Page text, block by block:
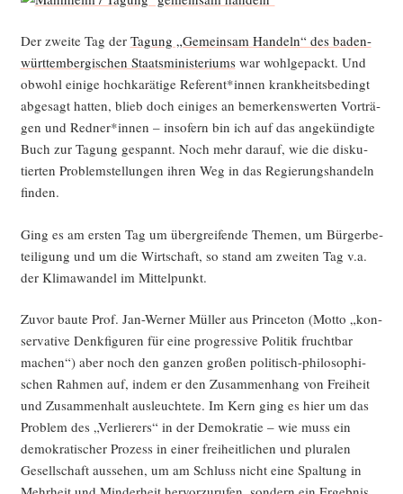
Der zwei­te Tag der Tagung „Gemein­sam Han­deln“ des baden-
würt­tem­ber­gi­schen Staats­mi­nis­te­ri­umswar wohl­ge­packt. Und
obwohl eini­ge hoch­ka­rä­ti­ge Referent*innen krank­heits­be­dingt
abge­sagt hat­ten, blieb doch eini­ges an bemer­kens­wer­ten Vor­trä­
gen und Redner*innen – inso­fern bin ich auf das ange­kün­dig­te
Buch zur Tagung gespannt. Noch mehr dar­auf, wie die dis­ku­
tier­ten Pro­blem­stel­lun­gen ihren Weg in das Regie­rungs­han­deln
finden.
Ging es am ers­ten Tag um über­grei­fen­de The­men, um Bür­ger­be­
tei­li­gung und um die Wirt­schaft, so stand am zwei­ten Tag v.a.
der Kli­ma­wan­del im Mittelpunkt.
Zuvor bau­te Prof. Jan-Wer­ner Mül­ler aus Prince­ton (Mot­to „kon­
ser­va­ti­ve Denk­fi­gu­ren für eine pro­gres­si­ve Poli­tik frucht­bar
machen“) aber noch den gan­zen gro­ßen poli­tisch-phi­lo­so­phi­
schen Rah­men auf, indem er den Zusam­men­hang von Frei­heit
und Zusam­men­halt aus­leuch­te­te. Im Kern ging es hier um das
Pro­blem des „Ver­lie­rers“ in der Demo­kra­tie – wie muss ein
demo­kra­ti­scher Pro­zess in einer frei­heit­li­chen und plu­ra­len
Gesell­schaft aus­se­hen, um am Schluss nicht eine Spal­tung in